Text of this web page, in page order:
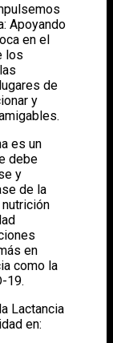
Apoyando
en el
los
de
y
es un
debe
y
de la
en
como la
19.
Lactancia
en: